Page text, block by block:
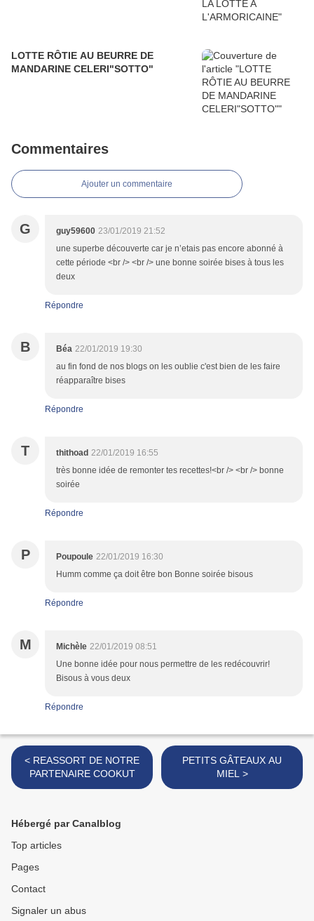
LOTTE RÔTIE AU BEURRE DE
MANDARINE CELERI"SOTTO"
Commentaires
Ajouter un commentaire
G guy59600 23/01/2019 21:52
une superbe découverte car je n’etais pas encore abonné à
cette période <br /> <br /> une bonne soirée bises à tous les
deux
Répondre
B Béa 22/01/2019 19:30
au fin fond de nos blogs on les oublie c'est bien de les faire
réapparaître bises
Répondre
T thithoad 22/01/2019 16:55
très bonne idée de remonter tes recettes!<br /> <br /> bonne
soirée
Répondre
P Poupoule 22/01/2019 16:30
Humm comme ça doit être bon Bonne soirée bisous
Répondre
M Michèle 22/01/2019 08:51
Une bonne idée pour nous permettre de les redécouvrir!
Bisous à vous deux
Répondre
< REASSORT DE NOTRE
PARTENAIRE COOKUT
PETITS GÂTEAUX AU
MIEL >
Hébergé par Canalblog
Top articles
Pages
Contact
Signaler un abus